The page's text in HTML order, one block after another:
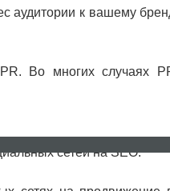
аудитории к вашему
Во многих случаях
сетей на SEO.